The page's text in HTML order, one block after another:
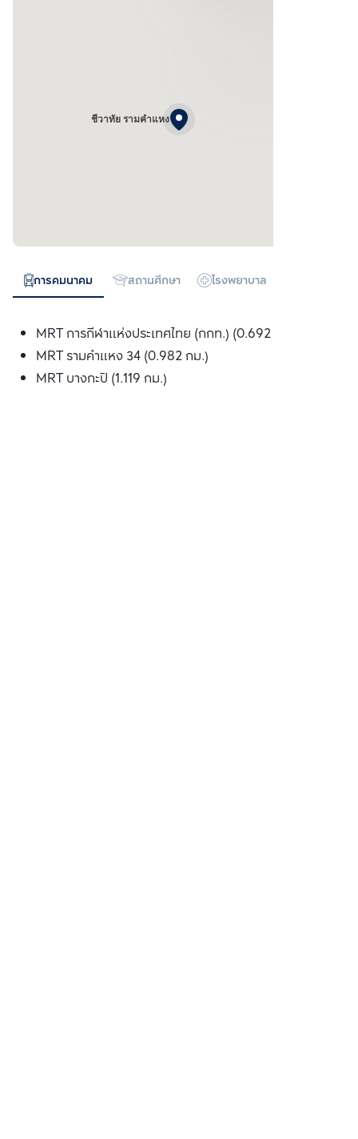
ชีวาทัย รามคำแหง
การคมนาคม สถานศึกษา โรงพยาบาล
MRT การกีฬาแห่งประเทศไทย (กกท.) (0.692 กม.)
MRT รามคำแหง 34 (0.982 กม.)
MRT บางกะปิ (1.119 กม.)